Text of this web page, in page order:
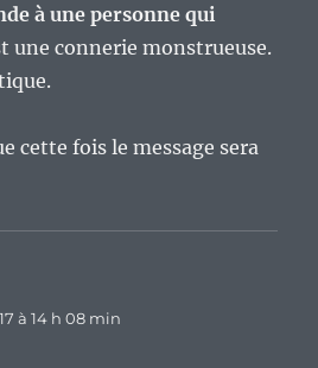
à une personne qui
une connerie monstrueuse.
cette fois le message sera
à 14 h 08 min